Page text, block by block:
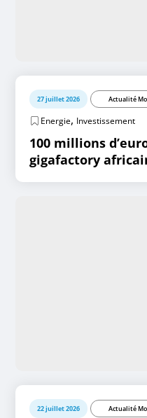
27 juillet 2026 Actualité
Energie, Investissement
100 millions
gigafactory
22 juillet 2026 Actualité